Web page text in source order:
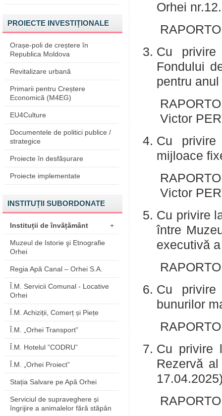
PROIECTE INVESTIȚIONALE
Orașe-poli de creștere în
Republica Moldova
Revitalizare urbană
Primarii pentru Creștere
Economică (M4EG)
EU4Culture
Documentele de politici publice /
strategice
Proiecte în desfășurare
Proiecte implementate
INSTITUȚII SUBORDONATE
Instituții de învățământ +
Muzeul de Istorie şi Etnografie
Orhei
Regia Apă Canal – Orhei S.A.
Î.M. Servicii Comunal - Locative
Orhei
Î.M. Achiziții, Comerț și Piețe
Î.M. „Orhei Transport”
Î.M. Hotelul ”CODRU”
Î.M. „Orhei Proiect”
Stația Salvare pe Apă Orhei
Serviciul de supraveghere și
îngrijire a animalelor fără stăpân
Orhei
Cu
Fondului
pentru
Victor
Cu privire
mijloace
Victor
Cu privire
între
executivă
Cu
bunurilor
Cu privire
Rezervă